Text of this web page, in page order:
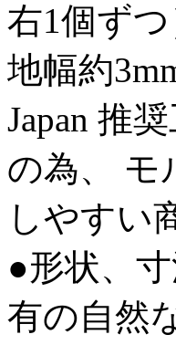
右1個ず
地幅約
Japan 推
の為、 モ
しやすい
●形状、
有の自然